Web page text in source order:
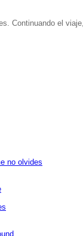
Continuando el
no olvides